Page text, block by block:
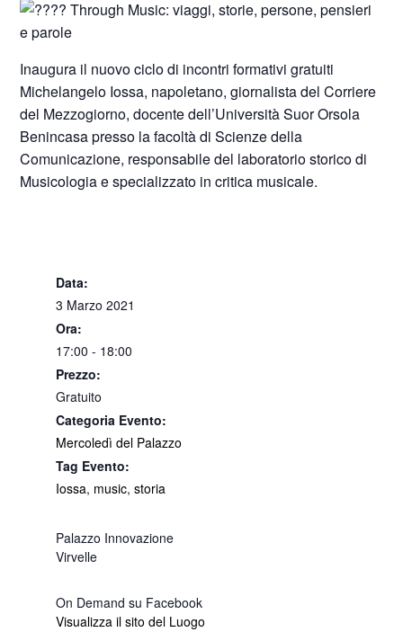
Through Music: viaggi, storie, persone, pensieri
e parole
Inaugura il nuovo ciclo di incontri formativi gratuiti
Michelangelo Iossa, napoletano, giornalista del Corriere
del Mezzogiorno, docente dell’Università Suor Orsola
Benincasa presso la facoltà di Scienze della
Comunicazione, responsabile del laboratorio storico di
Musicologia e specializzato in critica musicale.
Data:
3 Marzo 2021
Ora:
17:00 - 18:00
Prezzo:
Gratuito
Categoria Evento:
Mercoledì del Palazzo
Tag Evento:
Iossa, music,storia
On Demand su Facebook
Visualizza il sito del Luogo
Palazzo Innovazione
Virvelle